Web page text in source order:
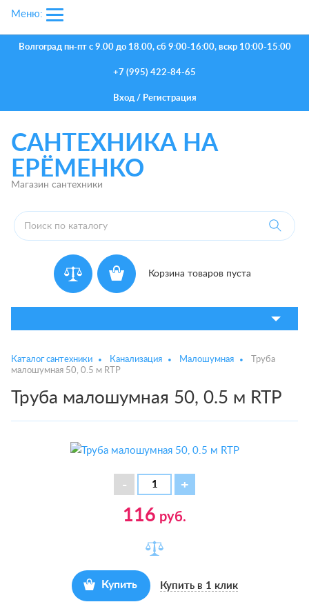
Волгоград пн-пт с 9.00 до 18.00, сб 9:00-16:00, вскр 10:00-15:00
+7 (995) 422-84-65
Вход/ Регистрация
САНТЕХНИКА НА
ЕРЁМЕНКО
Магазин сантехники
Корзина товаров пуста
Меню:
Каталог сантехники Канализация Малошумная
Труба
малошумная 50, 0.5 м RTP
Труба малошумная 50, 0.5 м RTP
116 руб.
Купить Купить в 1 клик